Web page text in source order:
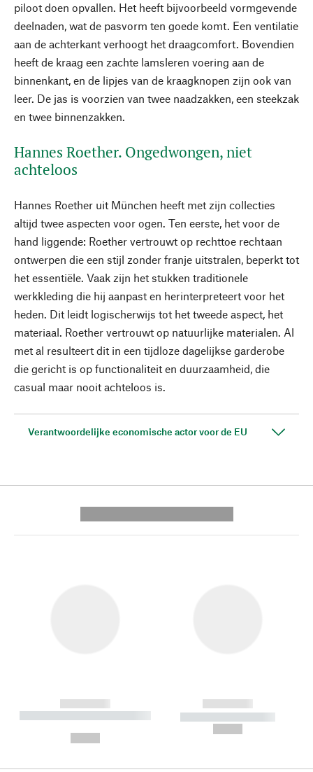
piloot doen opvallen. Het heeft bijvoorbeeld vormgevende
deelnaden, wat de pasvorm ten goede komt. Een ventilatie
aan de achterkant verhoogt het draagcomfort. Bovendien
heeft de kraag een zachte lamsleren voering aan de
binnenkant, en de lipjes van de kraagknopen zijn ook van
leer. De jas is voorzien van twee naadzakken, een steekzak
en twee binnenzakken.
Hannes Roether. Ongedwongen, niet
achteloos
Hannes Roether uit München heeft met zijn collecties
altijd twee aspecten voor ogen. Ten eerste, het voor de
hand liggende: Roether vertrouwt op rechttoe rechtaan
ontwerpen die een stijl zonder franje uitstralen, beperkt tot
het essentiële. Vaak zijn het stukken traditionele
werkkleding die hij aanpast en herinterpreteert voor het
heden. Dit leidt logischerwijs tot het tweede aspect, het
materiaal. Roether vertrouwt op natuurlijke materialen. Al
met al resulteert dit in een tijdloze dagelijkse garderobe
die gericht is op functionaliteit en duurzaamheid, die
casual maar nooit achteloos is.
Verantwoordelijke economische actor voor de EU
------------
----------- ----------- --------
------------
----------- -----------